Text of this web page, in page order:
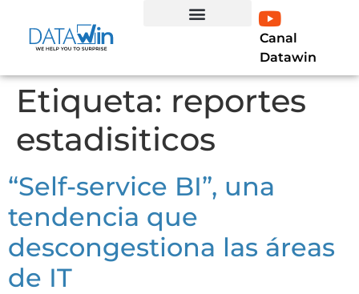
Canal
Datawin
Etiqueta: reportes
estadisiticos
“Self-service BI”, una
tendencia que
descongestiona las áreas
de IT